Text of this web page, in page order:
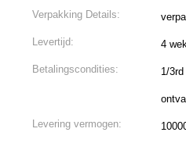
Verpakking Details:
Levertijd: 4
Betalingscondities: 1/
Levering vermogen: